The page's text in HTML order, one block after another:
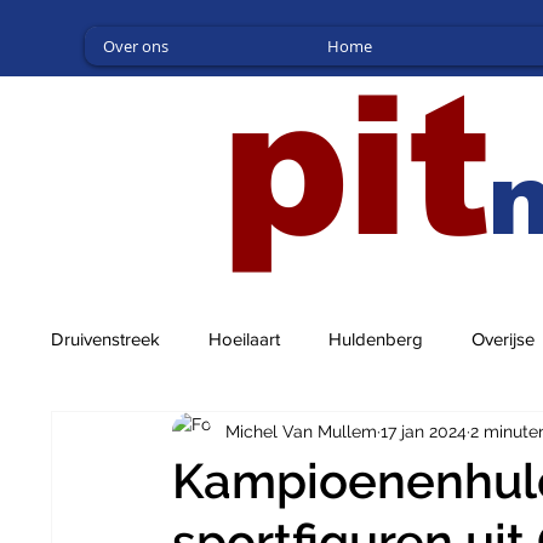
Over ons Home
pit
Druivenstreek Hoeilaart Huldenberg Overijse
Michel Van Mullem 17 jan 20242